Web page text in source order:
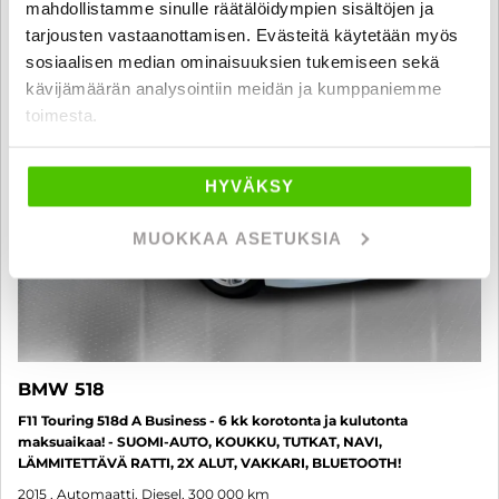
mahdollistamme sinulle räätälöidympien sisältöjen ja
tarjousten vastaanottamisen. Evästeitä käytetään myös
sosiaalisen median ominaisuuksien tukemiseen sekä
kävijämäärän analysointiin meidän ja kumppaniemme
toimesta.
HYVÄKSY
MUOKKAA ASETUKSIA
6 kk korotonta ja kulutonta
BMW 518
F11 Touring 518d A Business - 6 kk korotonta ja kulutonta
maksuaikaa! - SUOMI-AUTO, KOUKKU, TUTKAT, NAVI,
LÄMMITETTÄVÄ RATTI, 2X ALUT, VAKKARI, BLUETOOTH!
2015 , Automaatti, Diesel, 300 000 km